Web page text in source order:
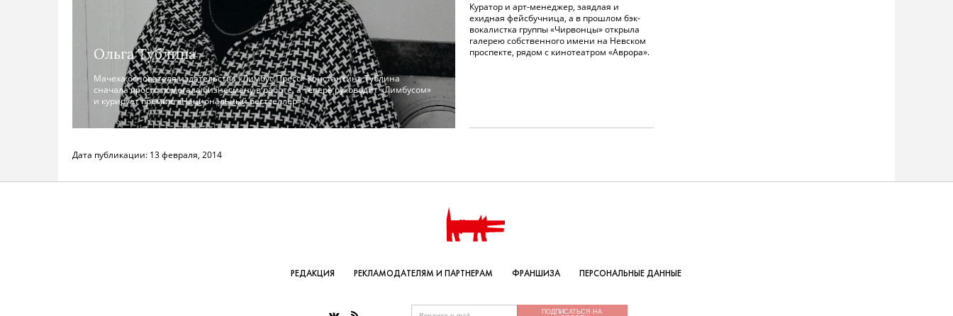
Ольга Тублина
Мачеха основателя издательства «Лимбус Пресс» Константина Тублина
сначала просто помогала бизнесмену в работе, а теперь руководит «Лимбусом»
и курирует премию «Национальный бестселлер».
Куратор и арт-менеджер, заядлая и
ехидная фейсбучница, а в прошлом бэк-
вокалистка группы «Чирвонцы» открыла
галерею собственного имени на Невском
проспекте, рядом с кинотеатром «Аврора».
Дата публикации: 13 февраля, 2014
РЕДАКЦИЯ РЕКЛАМОДАТЕЛЯМ И ПАРТНЕРАМ ФРАНШИЗА ПЕРСОНАЛЬНЫЕ ДАННЫЕ
ПОДПИСАТЬСЯ НА